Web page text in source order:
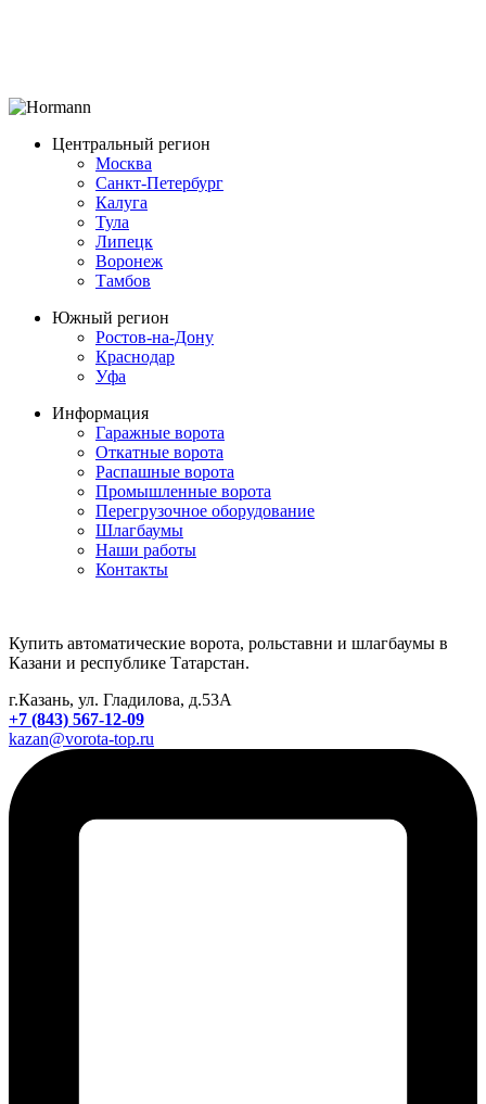
Центральный регион
Москва
Санкт-Петербург
Калуга
Тула
Липецк
Воронеж
Тамбов
Южный регион
Ростов-на-Дону
Краснодар
Уфа
Информация
Гаражные ворота
Откатные ворота
Распашные ворота
Промышленные ворота
Перегрузочное оборудование
Шлагбаумы
Наши работы
Контакты
Купить автоматические ворота, рольставни и шлагбаумы в
Казани и республике Татарстан.
г.Казань, ул. Гладилова, д.53А
+7 (843) 567-12-09
kazan@vorota-top.ru